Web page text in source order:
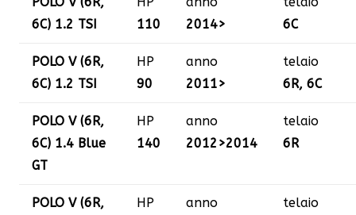
6C) 1.2 TSI
110
2014>
6C
POLO V (6R,
6C) 1.2 TSI
HP
90
anno
2011>
telaio
6R, 6C
POLO V (6R,
6C) 1.4 Blue
GT
HP
140
anno
2012>2014
telaio
6R
POLO V (6R,
HP
anno
telaio